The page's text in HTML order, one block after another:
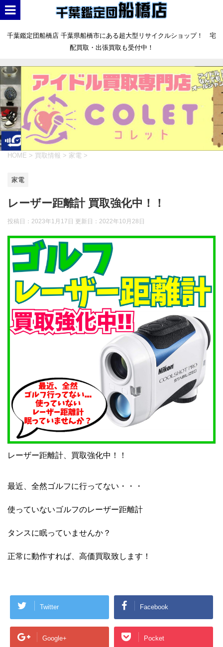
千葉鑑定団船橋店 千葉県船橋市にある超大型リサイクルショップ！ 宅
配買取・出張買取も受付中！
HOME > 買取情報 > 家電 >
家電
レーザー距離計 買取強化中！！
投稿日：2023年1月17日 更新日： 2022年10月28日
レーザー距離計、買取強化中！！
最近、全然ゴルフに行ってない・・・
使っていないゴルフのレーザー距離計
タンスに眠っていませんか？
正常に動作すれば、高価買取致します！
Twitter Facebook
Google+ Pocket